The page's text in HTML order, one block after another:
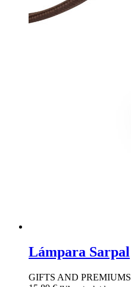
Lámpara Sarpal
GIFTS AND PREMIUMS